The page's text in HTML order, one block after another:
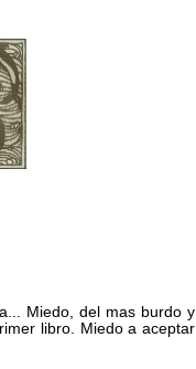
Miedo, del mas burdo y
libro. Miedo a aceptar